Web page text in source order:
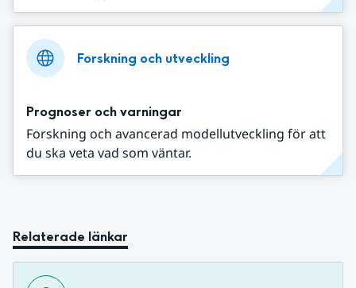
Forskning och utveckling
Prognoser och varningar
Forskning och avancerad modellutveckling för att
du ska veta vad som väntar.
Relaterade länkar